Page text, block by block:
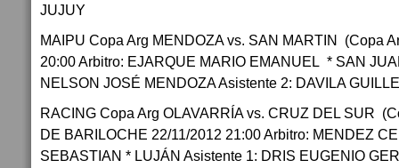
JUJUY
MAIPU Copa Arg MENDOZA vs. SAN MARTIN (Copa
20:00 Arbitro: EJARQUE MARIO EMANUEL * SAN
NELSON JOSÉ MENDOZA Asistente 2: DAVILA
RACING Copa Arg OLAVARRÍA vs. CRUZ DEL SUR
DE BARILOCHE 22/11/2012 21:00 Arbitro: MENDEZ
SEBASTIAN * LUJÁN Asistente 1: DRIS EUGENIO